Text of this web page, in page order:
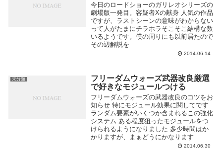
今日のロードショーのガリレオシリーズの
劇場版一発目。容疑者Xの献身 人気の作品
ですが、ラストシーンの意味がわからない
って人がたまにチラホラそこそこ結構な数
いるようです。僕の周りにも以前居たので
その辺解説を
2014.06.14
未分類
フリーダムウォーズ武器改良厳選
で好きなモジュールつける
フリーダムウォーズの武器改良のコツをお
知らせ 特にモジュール効果に関してです
ランダム要素がいくつか含まれるこの強化
システム ある程度狙ったモジュールをつ
けられるようになりました 多少時間はか
かりますが、まぁどうにかなります
2014.06.30